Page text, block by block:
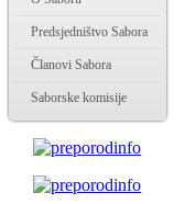
Predsjedništvo Sabora
Članovi Sabora
Saborske komisije